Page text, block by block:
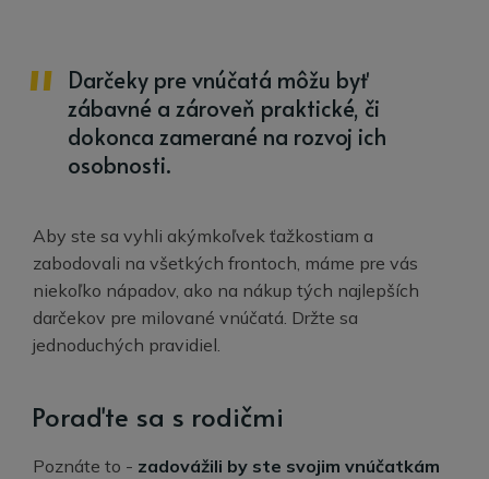
Darčeky pre vnúčatá môžu byť
zábavné a zároveň praktické, či
dokonca zamerané na rozvoj ich
osobnosti.
Aby ste sa vyhli akýmkoľvek ťažkostiam a
zabodovali na všetkých frontoch, máme pre vás
niekoľko nápadov, ako na nákup tých najlepších
darčekov pre milované vnúčatá. Držte sa
jednoduchých pravidiel.
Poraďte sa s rodičmi
Poznáte to - zadovážili by ste svojim vnúčatkám